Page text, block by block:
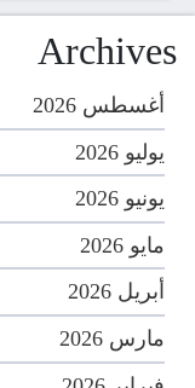
Archives
أغسطس 2026
يوليو 2026
يونيو 2026
مايو 2026
أبريل 2026
مارس 2026